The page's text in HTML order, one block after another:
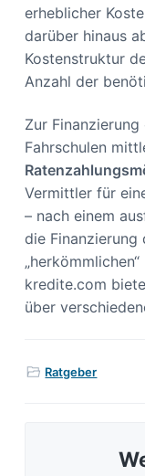
erheblicher
darüber hinaus
Kostenstruktur
Anzahl der
Zur
Fahrschulen
Vermittler für
– nach einem
die Finanzierung
kredite.com
über
Ratgeber